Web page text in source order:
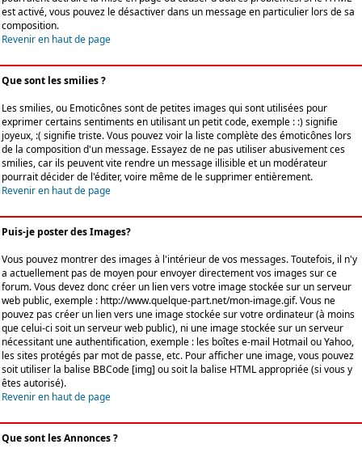
est activé, vous pouvez le désactiver dans un message en particulier lors de sa
composition.
Revenir en haut de page
Que sont les smilies ?
Les smilies, ou Emoticônes sont de petites images qui sont utilisées pour
exprimer certains sentiments en utilisant un petit code, exemple : :) signifie
joyeux, :( signifie triste. Vous pouvez voir la liste complète des émoticônes lors
de la composition d'un message. Essayez de ne pas utiliser abusivement ces
smilies, car ils peuvent vite rendre un message illisible et un modérateur
pourrait décider de l'éditer, voire même de le supprimer entièrement.
Revenir en haut de page
Puis-je poster des Images?
Vous pouvez montrer des images à l'intérieur de vos messages. Toutefois, il n'y
a actuellement pas de moyen pour envoyer directement vos images sur ce
forum. Vous devez donc créer un lien vers votre image stockée sur un serveur
web public, exemple : http://www.quelque-part.net/mon-image.gif. Vous ne
pouvez pas créer un lien vers une image stockée sur votre ordinateur (à moins
que celui-ci soit un serveur web public), ni une image stockée sur un serveur
nécessitant une authentification, exemple : les boîtes e-mail Hotmail ou Yahoo,
les sites protégés par mot de passe, etc. Pour afficher une image, vous pouvez
soit utiliser la balise BBCode [img] ou soit la balise HTML appropriée (si vous y
êtes autorisé).
Revenir en haut de page
Que sont les Annonces ?